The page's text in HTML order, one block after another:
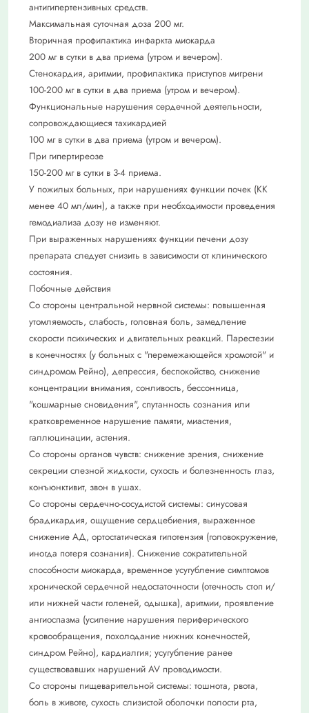
антигипертензивных средств.
Максимальная суточная доза 200 мг.
Вторичная профилактика инфаркта миокарда
200 мг в сутки в два приема (утром и вечером).
Стенокардия, аритмии, профилактика приступов мигрени
100-200 мг в сутки в два приема (утром и вечером).
Функциональные нарушения сердечной деятельности,
сопровождающиеся тахикардией
100 мг в сутки в два приема (утром и вечером).
При гипертиреозе
150-200 мг в сутки в 3-4 приема.
У пожилых больных, при нарушениях функции почек (КК
менее 40 мл/мин), а также при необходимости проведения
гемодиализа дозу не изменяют.
При выраженных нарушениях функции печени дозу
препарата следует снизить в зависимости от клинического
состояния.
Побочные действия
Со стороны центральной нервной системы: повышенная
утомляемость, слабость, головная боль, замедление
скорости психических и двигательных реакций. Парестезии
в конечностях (у больных с "перемежающейся хромотой" и
синдромом Рейно), депрессия, беспокойство, снижение
концентрации внимания, сонливость, бессонница,
"кошмарные сновидения", спутанность сознания или
кратковременное нарушение памяти, миастения,
галлюцинации, астения.
Со стороны органов чувств: снижение зрения, снижение
секреции слезной жидкости, сухость и болезненность глаз,
конъюнктивит, звон в ушах.
Со стороны сердечно-сосудистой системы: синусовая
брадикардия, ощущение сердцебиения, выраженное
снижение АД, ортостатическая гипотензия (головокружение,
иногда потеря сознания). Снижение сократительной
способности миокарда, временное усугубление симптомов
хронической сердечной недостаточности (отечность стоп и/
или нижней части голеней, одышка), аритмии, проявление
ангиоспазма (усиление нарушения периферического
кровообращения, похолодание нижних конечностей,
синдром Рейно), кардиалгия; усугубление ранее
существовавших нарушений AV проводимости.
Со стороны пищеварительной системы: тошнота, рвота,
боль в животе, сухость слизистой оболочки полости рта,